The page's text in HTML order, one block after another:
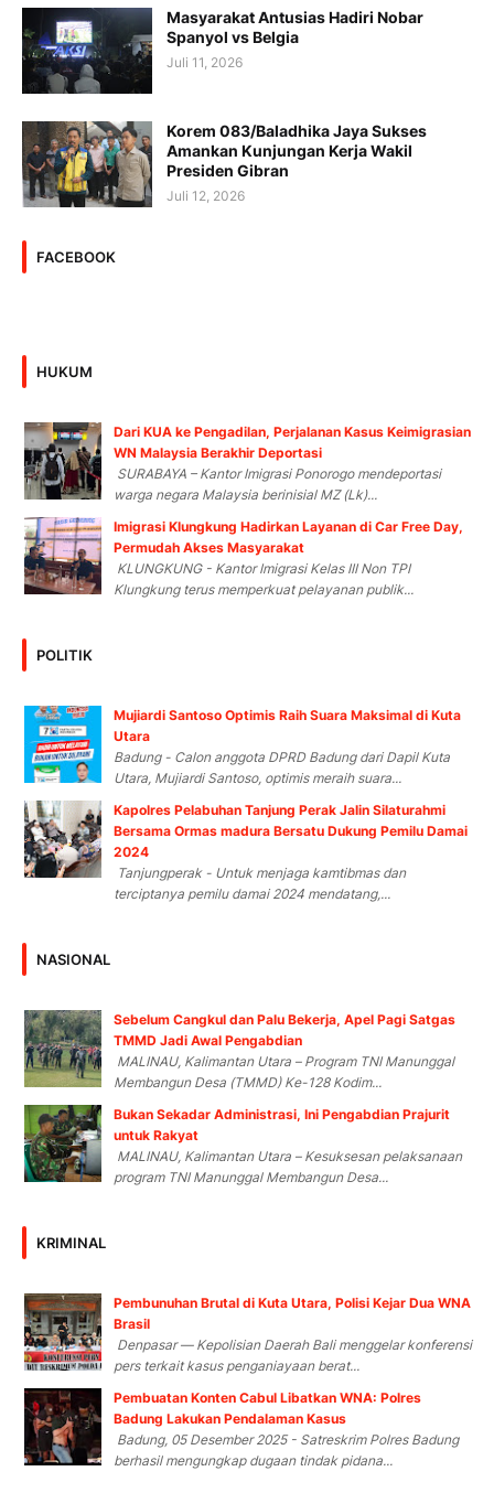
Masyarakat Antusias Hadiri Nobar
Spanyol vs Belgia
Juli 11, 2026
Korem 083/Baladhika Jaya Sukses
Amankan Kunjungan Kerja Wakil
Presiden Gibran
Juli 12, 2026
FACEBOOK
HUKUM
Dari KUA ke Pengadilan, Perjalanan Kasus Keimigrasian
WN Malaysia Berakhir Deportasi
SURABAYA – Kantor Imigrasi Ponorogo mendeportasi
warga negara Malaysia berinisial MZ (Lk)...
Imigrasi Klungkung Hadirkan Layanan di Car Free Day,
Permudah Akses Masyarakat
KLUNGKUNG - Kantor Imigrasi Kelas III Non TPI
Klungkung terus memperkuat pelayanan publik...
POLITIK
Mujiardi Santoso Optimis Raih Suara Maksimal di Kuta
Utara
Badung - Calon anggota DPRD Badung dari Dapil Kuta
Utara, Mujiardi Santoso, optimis meraih suara...
Kapolres Pelabuhan Tanjung Perak Jalin Silaturahmi
Bersama Ormas madura Bersatu Dukung Pemilu Damai
2024
Tanjungperak - Untuk menjaga kamtibmas dan
terciptanya pemilu damai 2024 mendatang,...
NASIONAL
Sebelum Cangkul dan Palu Bekerja, Apel Pagi Satgas
TMMD Jadi Awal Pengabdian
MALINAU, Kalimantan Utara – Program TNI Manunggal
Membangun Desa (TMMD) Ke-128 Kodim...
Bukan Sekadar Administrasi, Ini Pengabdian Prajurit
untuk Rakyat
MALINAU, Kalimantan Utara – Kesuksesan pelaksanaan
program TNI Manunggal Membangun Desa...
KRIMINAL
Pembunuhan Brutal di Kuta Utara, Polisi Kejar Dua WNA
Brasil
Denpasar — Kepolisian Daerah Bali menggelar konferensi
pers terkait kasus penganiayaan berat...
Pembuatan Konten Cabul Libatkan WNA: Polres
Badung Lakukan Pendalaman Kasus
Badung, 05 Desember 2025 - Satreskrim Polres Badung
berhasil mengungkap dugaan tindak pidana...